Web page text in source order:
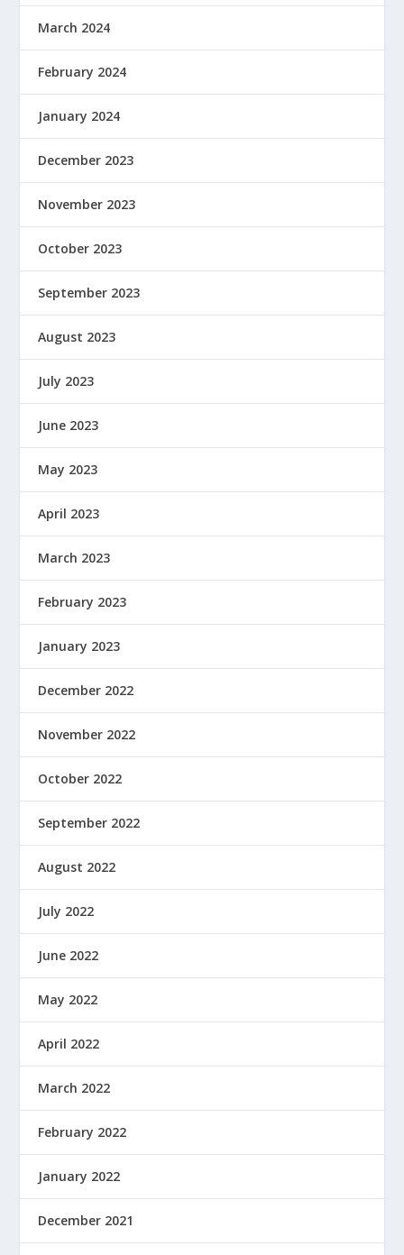
March 2024
February 2024
January 2024
December 2023
November 2023
October 2023
September 2023
August 2023
July 2023
June 2023
May 2023
April 2023
March 2023
February 2023
January 2023
December 2022
November 2022
October 2022
September 2022
August 2022
July 2022
June 2022
May 2022
April 2022
March 2022
February 2022
January 2022
December 2021